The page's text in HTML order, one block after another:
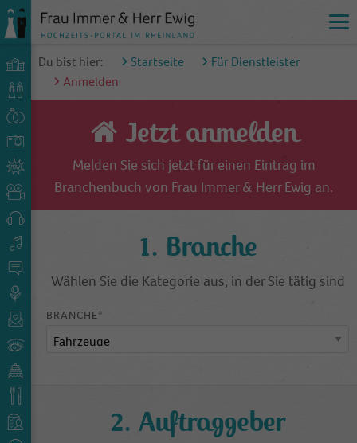
Du bist hier: Startseite
Für Dienstleister
Anmelden
Jetzt anmelden
Melden Sie sich jetzt für einen Eintrag im
Branchenbuch von Frau Immer & Herr Ewig an.
1. Branche
Wählen Sie die Kategorie aus, in der Sie tätig sind
BRANCHE*
2. Auftraggeber